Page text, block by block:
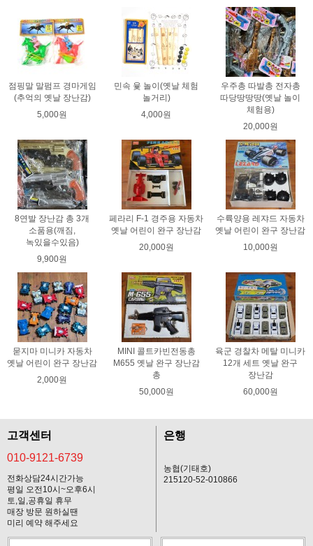
점핑말 말펌프 경마게임
(추억의 옛날 장난감)
5,000원
민속 윷 놀이(옛날 체험
놀거리)
4,000원
우주총 따발총 전자총
따당땅땅땅(옛날 놀이
체험용)
20,000원
8연발 장난감 총 3개
소품용(깨짐,
녹있을수있음)
9,900원
페라리 F-1 경주용 자동차
옛날 어린이 완구 장난감
20,000원
수륙양용 레쟈드 자동차
옛날 어린이 완구 장난감
10,000원
묻지마 미니카 자동차
옛날 어린이 완구 장난감
2,000원
MINI 콜트카빈전동총
M655 옛날 완구 장난감
총
50,000원
육군 경찰차 메탈 미니카
12개 세트 옛날 완구
장난감
60,000원
고객센터
010-9121-6739
전화상담24시간가능
평일 오전10시~오후6시
토,일,공휴일 휴무
매장 방문 원하실땐
미리 예약 해주세요
은행
농협(기태호)
215120-52-010866